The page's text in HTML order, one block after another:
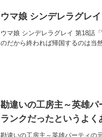
ウマ娘 シンデレラグレ
ウマ娘 シンデレラグレイ 第18話
のだから終われば帰国するのは当
勘違いの工房主～英雄
ランクだったというよ
勘違いの工房主～英雄パーティの